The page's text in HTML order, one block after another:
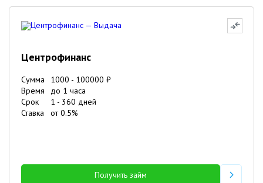
Центрофинанс
Сумма 1000 - 100000 ₽
Время
до 1 часа
Срок
1 - 360 дней
Ставка
от0.5%
Получить займ